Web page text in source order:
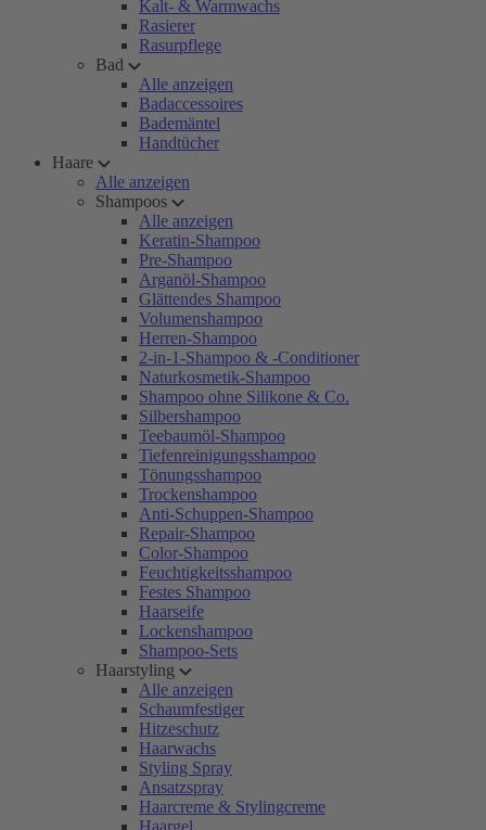
Kalt- & Warmwachs
Rasierer
Rasurpflege
Bad
Alle anzeigen
Badaccessoires
Bademäntel
Handtücher
Haare
Alle anzeigen
Shampoos
Alle anzeigen
Keratin-Shampoo
Pre-Shampoo
Arganöl-Shampoo
Glättendes Shampoo
Volumenshampoo
Herren-Shampoo
2-in-1-Shampoo & -Conditioner
Naturkosmetik-Shampoo
Shampoo ohne Silikone & Co.
Silbershampoo
Teebaumöl-Shampoo
Tiefenreinigungsshampoo
Tönungsshampoo
Trockenshampoo
Anti-Schuppen-Shampoo
Repair-Shampoo
Color-Shampoo
Feuchtigkeitsshampoo
Festes Shampoo
Haarseife
Lockenshampoo
Shampoo-Sets
Haarstyling
Alle anzeigen
Schaumfestiger
Hitzeschutz
Haarwachs
Styling Spray
Ansatzspray
Haarcreme & Stylingcreme
Haargel